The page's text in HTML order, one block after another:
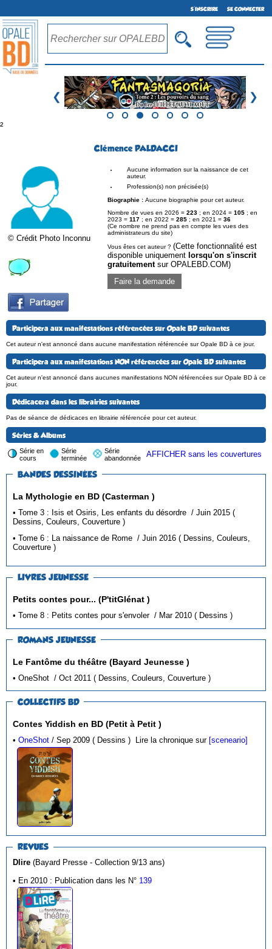
S'INSCRIRE SE CONNECTER
❮ ❯
²
Clémence PALDACCI
© Crédit Photo Inconnu
Aucune information sur la naissance de cet
auteur.
Profession(s) non précisée(s)
Biographie : Aucune biographie pour cet auteur.
Nombre de vues en 2026 = 223 ; en 2024 = 105 ; en
2023 = 117 ; en 2022 = 285 ; en 2021 = 36
(Ce nombre ne prend pas en compte les vues des
administrateurs du site)
Vous êtes cet auteur ? (Cette fonctionnalité est
disponible uniquement lorsqu'on s'inscrit
gratuitementsur OPALEBD.COM)
Faire la demande
Participera aux manifestations référencées sur Opale BD suivantes
Cet auteur n'est annoncé dans aucune manifestation référencée sur Opale BD à ce jour.
Participera aux manifestations NON référencées sur Opale BD suivantes
Cet auteur n'est annoncé dans aucunes manifestations NON référencées sur Opale BD à ce
jour.
Dédicacera dans les librairies suivantes
Pas de séance de dédicaces en librairie référencée pour cet auteur.
Séries & Albums
Série en
cours
Série
terminée
Série
abandonnée
AFFICHER sans les couvertures
BANDES DESSINÉES
La Mythologie en BD (Casterman )
• Tome 3 : Isis et Osiris, Les enfants du désordre / Juin 2015 (
Dessins, Couleurs, Couverture )
• Tome 6 : La naissance de Rome / Juin 2016 ( Dessins, Couleurs,
Couverture )
LIVRES JEUNESSE
Petits contes pour... (P'titGlénat )
• Tome 8 : Petits contes pour s'envoler / Mar 2010 ( Dessins )
ROMANS JEUNESSE
Le Fantôme du théâtre (Bayard Jeunesse )
• OneShot / Oct 2011 ( Dessins, Couleurs, Couverture )
COLLECTIFS BD
Contes Yiddish en BD (Petit à Petit )
•OneShot / Sep 2009 ( Dessins ) Lire la chronique sur [sceneario]
REVUES
Dlire
(Bayard Presse - Collection 9/13 ans)
• En 2010 : Publication dans les N° 139